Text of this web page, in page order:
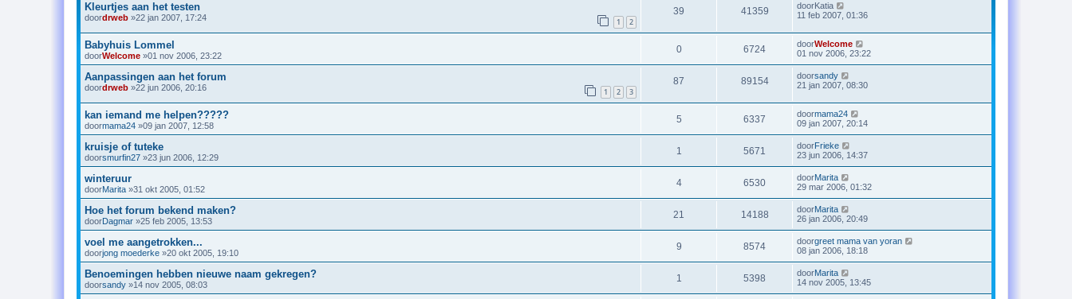
Kleurtjes aan het testen
doordrweb »22 jan 2007, 17:24 1 2
39 41359 doorKatia
11 feb 2007, 01:36
Babyhuis Lommel
doorWelcome »01 nov 2006, 23:22
0 6724 doorWelcome
01 nov 2006, 23:22
Aanpassingen aan het forum
doordrweb »22 jun 2006, 20:16 1 2 3
87 89154 doorsandy
21 jan 2007, 08:30
kan iemand me helpen?????
doormama24 »09 jan 2007, 12:58
5 6337 doormama24
09 jan 2007, 20:14
kruisje of tuteke
doorsmurfin27 »23 jun 2006, 12:29
1 5671 doorFrieke
23 jun 2006, 14:37
winteruur
doorMarita »31 okt 2005, 01:52
4 6530 doorMarita
29 mar 2006, 01:32
Hoe het forum bekend maken?
doorDagmar »25 feb 2005, 13:53
21 14188 doorMarita
26 jan 2006, 20:49
voel me aangetrokken...
doorjong moederke »20 okt 2005, 19:10
9 8574 doorgreet mama van yoran
08 jan 2006, 18:18
Benoemingen hebben nieuwe naam gekregen?
doorsandy »14 nov 2005, 08:03
1 5398 doorMarita
14 nov 2005, 13:45